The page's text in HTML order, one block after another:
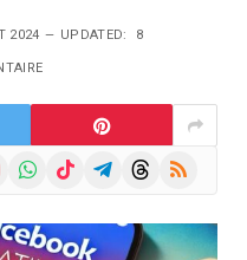
2024 UPDATED: 8
WhatsAppTikTokTelegramThreads
RSS